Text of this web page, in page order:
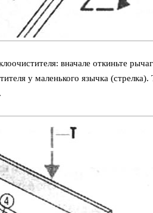
вначале откиньте
у маленького язычка